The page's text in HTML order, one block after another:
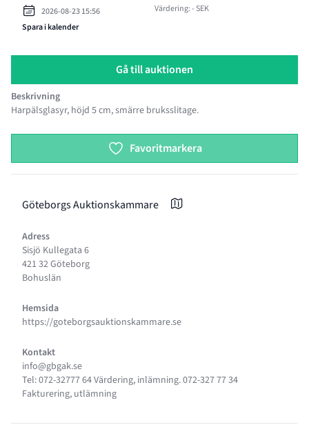
2026-08-23 15:56
Spara i kalender
Värdering: - SEK
Gå till auktionen
Beskrivning
Harpälsglasyr, höjd 5 cm, smärre bruksslitage.
Favoritmarkera
Göteborgs Auktionskammare
Adress
Sisjö Kullegata 6
421 32 Göteborg
Bohuslän
Hemsida
https://goteborgsauktionskammare.se
Kontakt
info@gbgak.se
Tel: 072-32777 64 Värdering, inlämning. 072-327 77 34
Fakturering, utlämning